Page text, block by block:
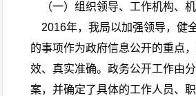
（一）组织领导、工作机构、
2016年，我局以加强领导，健
的事项作为政府信息公开的重点
效、真实准确。政务公开工作由
案，并确定了具体的工作人员、职